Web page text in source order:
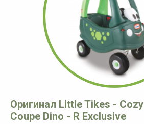
Оригинал Little Tikes - Cozy
Coupe Dino - R Exclusive